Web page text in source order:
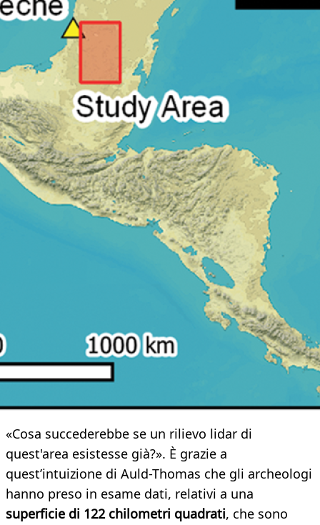
«Cosa succederebbe se un rilievo lidar di
quest'area esistesse già?». È grazie a
quest’intuizione di Auld-Thomas che gli archeologi
hanno preso in esame dati, relativi a una
superficie di 122 chilometri quadrati, che sono